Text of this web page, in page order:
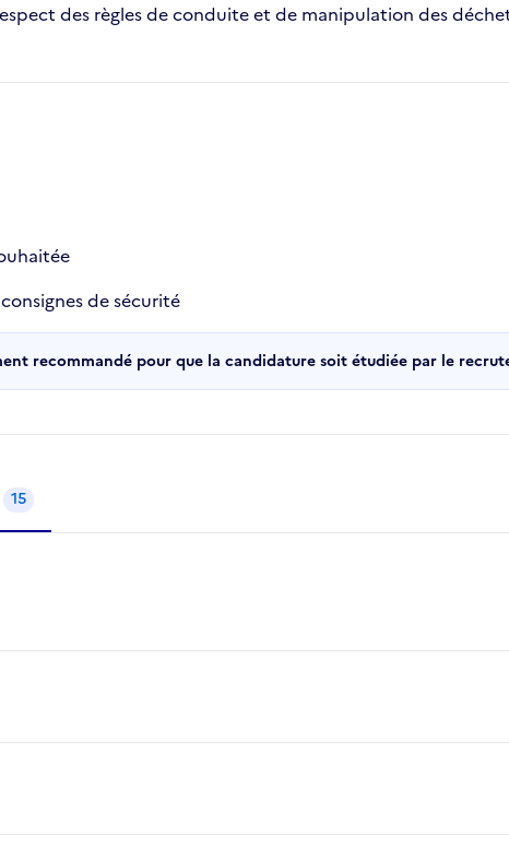
des règles de conduite et de manipulation des
de sécurité
recommandé pour que la candidature soit étudiée par le
15